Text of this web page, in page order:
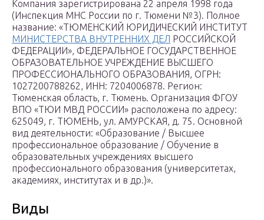
Компания зарегистрирована 22 апреля 1998 года
(Инспекция МНС России по г. Тюмени №3). Полное
название: «ТЮМЕНСКИЙ ЮРИДИЧЕСКИЙ ИНСТИТУТ
МИНИСТЕРСТВА ВНУТРЕННИХ ДЕЛ РОССИЙСКОЙ
ФЕДЕРАЦИИ», ФЕДЕРАЛЬНОЕ ГОСУДАРСТВЕННОЕ
ОБРАЗОВАТЕЛЬНОЕ УЧРЕЖДЕНИЕ ВЫСШЕГО
ПРОФЕССИОНАЛЬНОГО ОБРАЗОВАНИЯ, ОГРН:
1027200788262, ИНН: 7204006878. Регион:
Тюменская область, г. Тюмень. Организация ФГОУ
ВПО «ТЮИ МВД РОССИИ» расположена по адресу:
625049, г. ТЮМЕНЬ, ул. АМУРСКАЯ, д. 75. Основной
вид деятельности: «Образование / Высшее
профессиональное образование / Обучение в
образовательных учреждениях высшего
профессионального образования (университетах,
академиях, институтах и в др.)».
Виды